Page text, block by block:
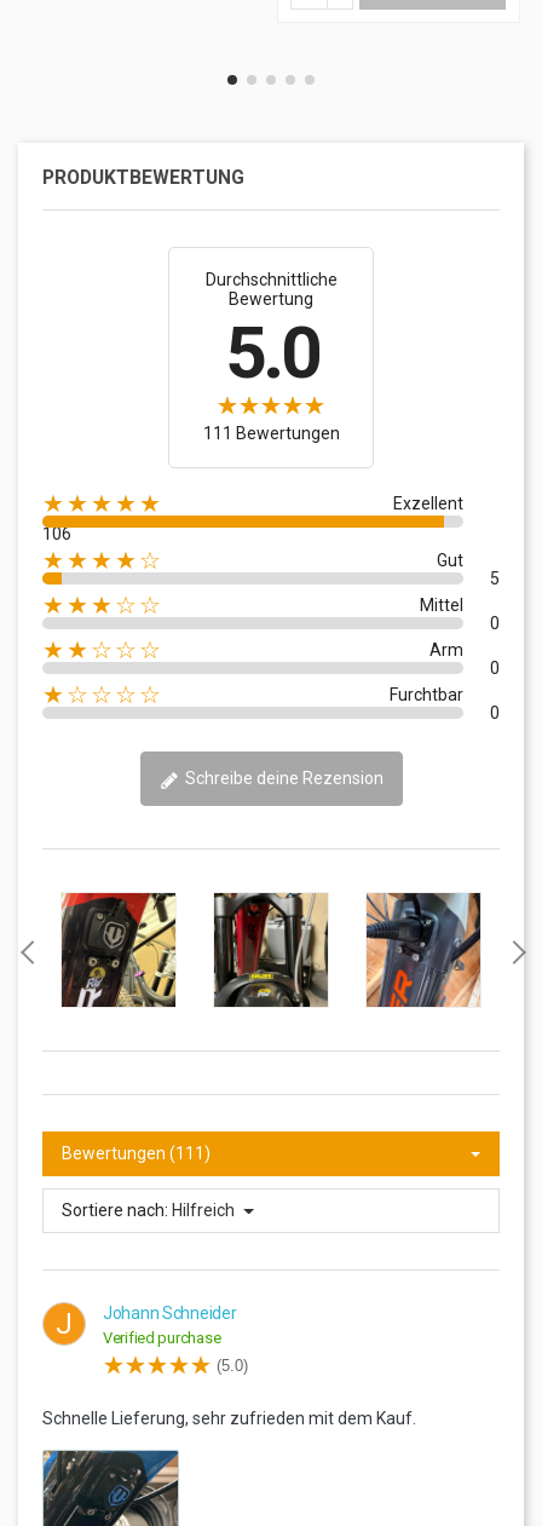
PRODUKTBEWERTUNG
Durchschnittliche
Bewertung
5.0
111 Bewertungen
★★★★★
Exzellent
106
★★★★☆
Gut
5
★★★☆☆
Mittel
0
★★☆☆☆
Arm
0
★☆☆☆☆
Furchtbar
0
Schreibe deine Rezension
Bewertungen (111)
Sortiere nach: Hilfreich
J Johann Schneider
Verified purchase
(5.0)
Schnelle Lieferung, sehr zufrieden mit dem Kauf.